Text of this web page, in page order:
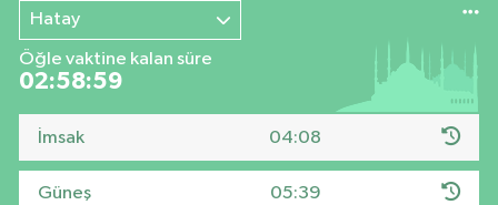
Hatay
Öğle vaktine kalan süre
02:58:58
İmsak 04:08
Güneş 05:39